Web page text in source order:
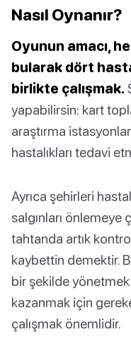
Nasıl Oynanır?
Oyunun amacı,
bularak dört
birlikte çalışmak.
yapabilirsin: kart
araştırma
hastalıkları tedavi
Ayrıca şehirleri
salgınları önlemeye
tahtanda artık
kaybettin demektir.
bir şekilde
kazanmak için
çalışmak önemlidir.